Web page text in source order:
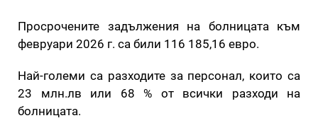
Просрочените задължения на болницата към
февруари 2026 г. са били 116 185,16 евро.
Най-големи са разходите за персонал, които са
23 млн.лв или 68 % от всички разходи на
болницата.